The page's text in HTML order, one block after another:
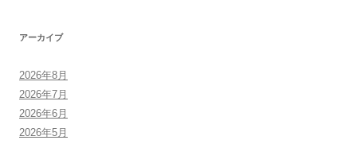
アーカイブ
2026年8月
2026年7月
2026年6月
2026年5月